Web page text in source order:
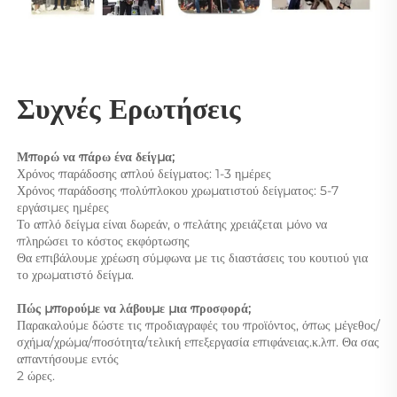
Συχνές Ερωτήσεις
Μπορώ να πάρω ένα δείγμα;
Χρόνος παράδοσης απλού δείγματος: 1-3 ημέρες
Χρόνος παράδοσης πολύπλοκου χρωματιστού δείγματος: 5-7
εργάσιμες ημέρες
Το απλό δείγμα είναι δωρεάν, ο πελάτης χρειάζεται μόνο να
πληρώσει το κόστος εκφόρτωσης
Θα επιβάλουμε χρέωση σύμφωνα με τις διαστάσεις του κουτιού για
το χρωματιστό δείγμα.
Πώς μπορούμε να λάβουμε μια προσφορά;
Παρακαλούμε δώστε τις προδιαγραφές του προϊόντος, όπως μέγεθος/
σχήμα/χρώμα/ποσότητα/τελική επεξεργασία επιφάνειας.κ.λπ. Θα σας
απαντήσουμε εντός
2 ώρες.